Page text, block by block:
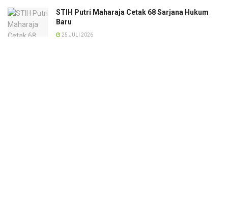
STIH Putri Maharaja Cetak 68 Sarjana Hukum
Baru
25 JULI 2026